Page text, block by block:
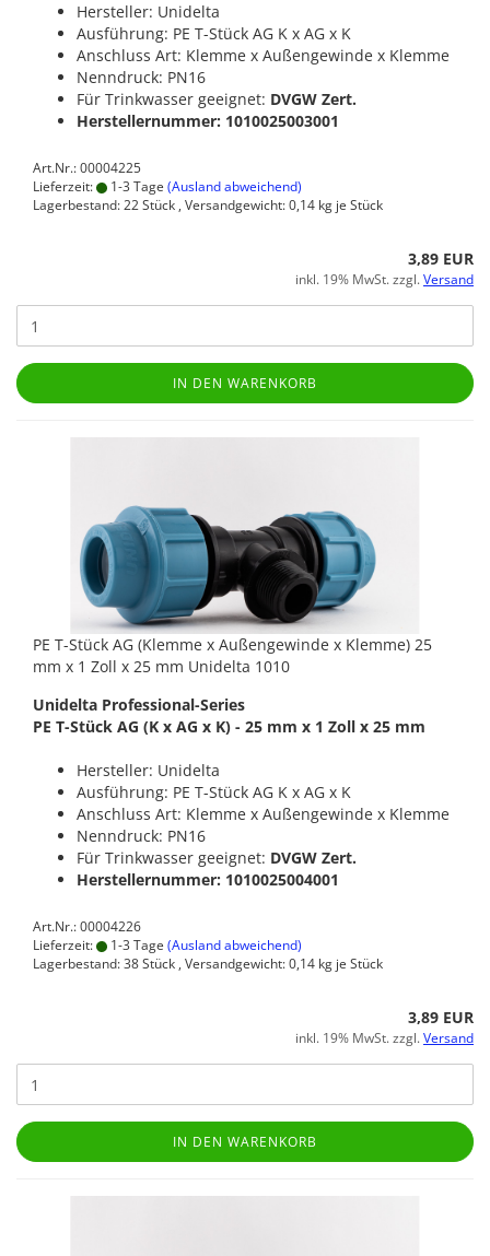
Hersteller: Unidelta
Ausführung: PE T-Stück AG K x AG x K
Anschluss Art: Klemme x Außengewinde x Klemme
Nenndruck: PN16
Für Trinkwasser geeignet: DVGW Zert.
Herstellernummer: 1010025003001
Art.Nr.: 00004225
Lieferzeit:
1-3 Tage (Ausland abweichend)
Lagerbestand: 22 Stück , Versandgewicht:0,14 kg je Stück
3,89 EUR
inkl. 19% MwSt. zzgl.Versand
IN DEN WARENKORB
PE T-Stück AG (Klemme x Außengewinde x Klemme) 25
mm x 1 Zoll x 25 mm Unidelta 1010
Unidelta Professional-Series
PE T-Stück AG (K x AG x K) - 25 mm x 1 Zoll x 25 mm
Hersteller: Unidelta
Ausführung: PE T-Stück AG K x AG x K
Anschluss Art: Klemme x Außengewinde x Klemme
Nenndruck: PN16
Für Trinkwasser geeignet: DVGW Zert.
Herstellernummer: 1010025004001
Art.Nr.: 00004226
Lieferzeit:
1-3 Tage (Ausland abweichend)
Lagerbestand: 38 Stück , Versandgewicht:0,14 kg je Stück
3,89 EUR
inkl. 19% MwSt. zzgl.Versand
IN DEN WARENKORB